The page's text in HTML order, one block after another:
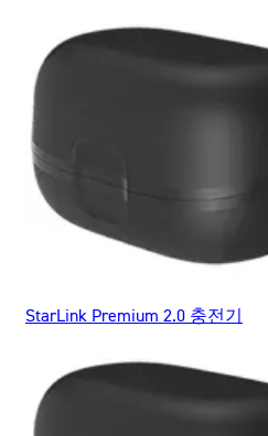
StarLink Premium 2.0 충전기